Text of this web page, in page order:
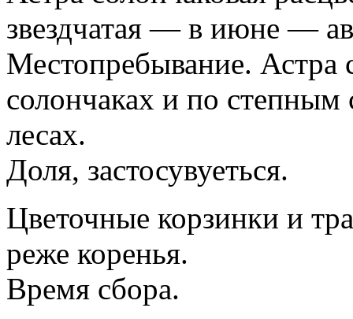
звездчатая — в июне —
Местопребывание. Астра
солончаках и по степным
лесах.
Доля, застосувуеться.
Цветочные корзинки и
реже коренья.
Время сбора.